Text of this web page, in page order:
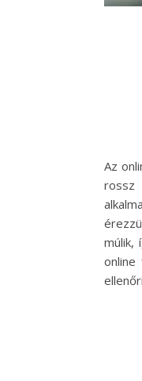
Az
rossz
múlik,
online